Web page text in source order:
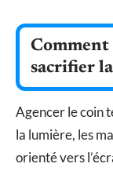
sacrifier
Agencer le coin
la lumière, les
orienté vers